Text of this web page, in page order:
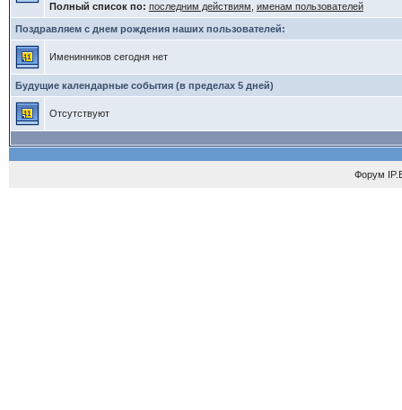
Полный список по: последним действиям именам пользователей
Поздравляем с днем рождения наших пользователей:
Именинников сегодня нет
Будущие календарные события (в пределах 5 дней)
Отсутствуют
Форум